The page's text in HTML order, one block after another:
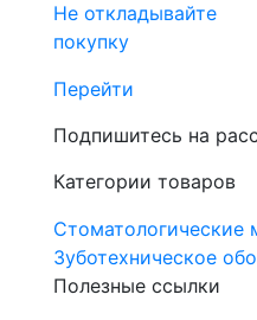
Не откладывайте
покупку
Перейти
Подпишитесь на
Категории товаров
Стоматологические
Зуботехническое
Полезные ссылки